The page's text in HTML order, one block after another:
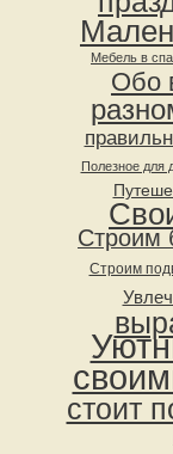
Мебель в
Обо
Полезное для
Строим
Строим
стоит